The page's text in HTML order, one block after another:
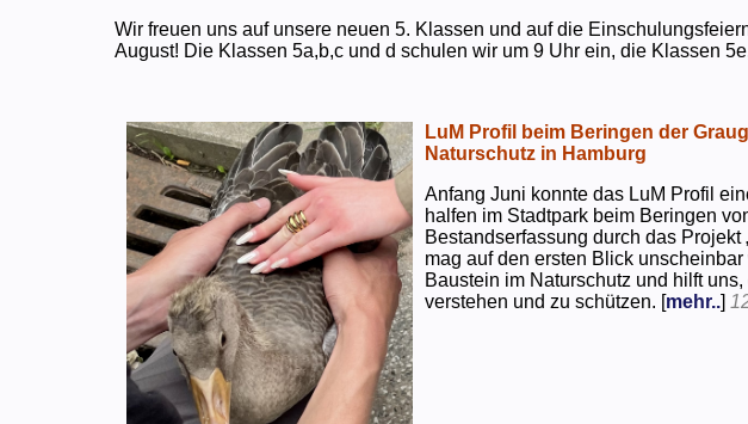
Wir freuen uns auf unsere neuen 5. Klassen und auf die
August! Die Klassen 5a,b,c und d schulen wir um 9 Uhr ein, die Klassen
LuM Profil beim Beringen der
Naturschutz in Hamburg
Anfang Juni konnte das LuM Profil
halfen im Stadtpark beim Beringen
Bestandserfassung durch das Projekt
mag auf den ersten Blick
Baustein im Naturschutz und hilft
verstehen und zu schützen. [mehr..]